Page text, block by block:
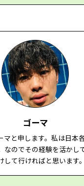
ゴーマ
マと申します。私は日本
なのでその経験を活かし
て行ければと思います。